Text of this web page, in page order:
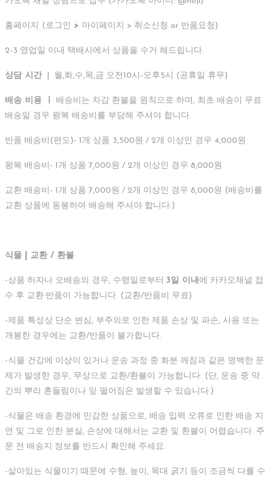
홈페이지 (로그인 > 마이페이지 > 취소신청 or 반품요청)
2-3 영업일 이내 택배사에서 상품을 수거 해드립니다.
상담 시간 | 월,화,수,목,금 오전10시-오후5시 (공휴일 휴무)
배송 비용 ㅣ
배송비는 차감 환불을 원칙으로 하며, 최초 배송이 무료
배송일 경우 왕복 배송비를 부담해 주셔야 합니다.
반품 배송비(편도)- 1개 상품 3,500원 / 2개 이상인 경우 4,000원
왕복 배송비- 1개 상품 7,000원 / 2개 이상인 경우 8,000원
교환 배송비- 1개 상품 7,000원 / 2개 이상인 경우 8,000원 (배송비를
교환 상품에 동봉하여 배송해 주셔야 합니다.)
식물 | 교환 / 환불
-상품 하자나 오배송의 경우, 수령일로부터 3일 이내 에 카카오채널 접
수 후 교환·반품이 가능합니다. (교환/반품비 무료)
-제품 특성상 단순 변심, 부주의로 인한 제품 손상 및 파손, 사용 또는
개봉한 경우에는 교환/반품이 불가합니다.
-식물 건강에 이상이 있거나 운송 과정 중 화분 깨짐과 같은 명백한 문
제가 발생한 경우, 무상으로 교환/환불이 가능합니다. (단, 운송 중 약
간의 뿌리 흔들림이나 잎 떨어짐은 발생할 수 있습니다.)
-식물은 배송 환경에 민감한 상품으로, 배송 입력 오류로 인한 배송 지
연 및 그로 인한 분실, 손상에 대해서는 교환 및 환불이 어렵습니다. 주
문 전 배송지 정보를 반드시 확인해 주세요.
-살아있는 식물이기 때문에 수형, 높이, 목대 굵기 등이 조금씩 다를 수